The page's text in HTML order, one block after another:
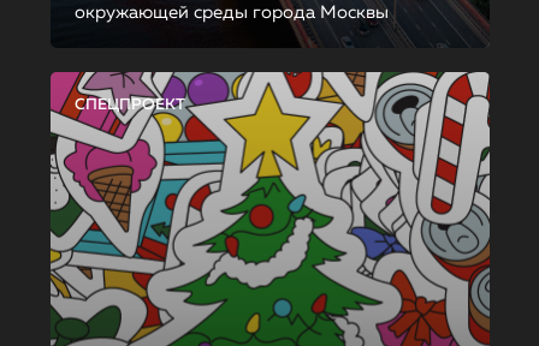
окружающей среды города Москвы
СПЕЦПРОЕКТ